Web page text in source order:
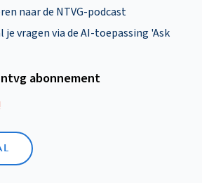
naar de NTVG-podcast
vragen via de AI-toepassing 'Ask
abonnement